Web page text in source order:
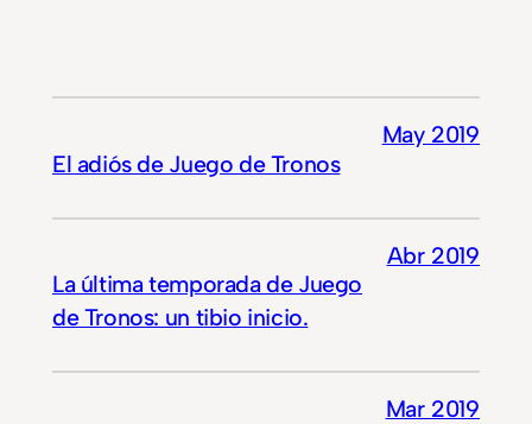
El adiós de Juego de Tronos
May 2019
La última temporada de Juego
de Tronos: un tibio inicio.
Abr 2019
Mar 2019